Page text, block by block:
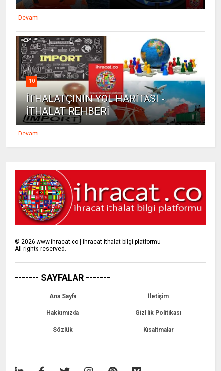
Devamı
10
İTHALATÇININ YOL HARİTASI -
İTHALAT REHBERİ
Devamı
© 2026 www.ihracat.co | ihracat ithalat bilgi platformu
All rights reserved.
------- SAYFALAR -------
Ana Sayfa İletişim
Hakkımızda Gizlilik Politikası
Sözlük Kısaltmalar